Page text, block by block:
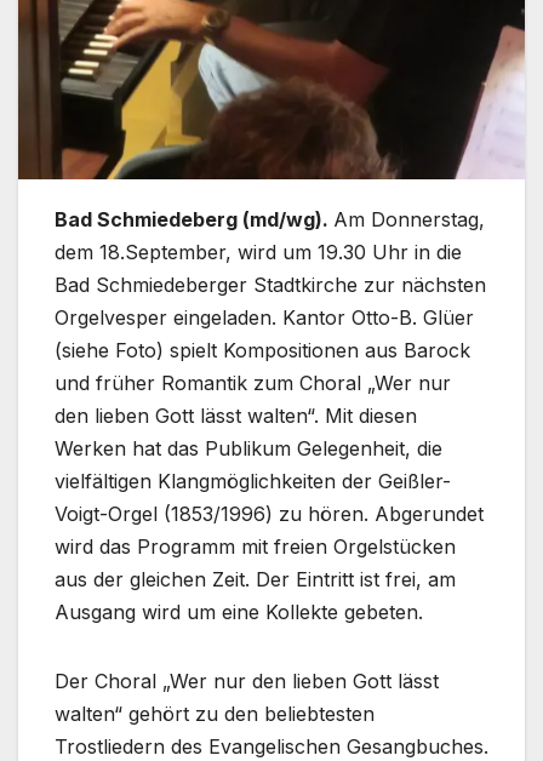
Bad Schmiedeberg (md/wg). Am Donnerstag,
dem 18.September, wird um 19.30 Uhr in die
Bad Schmiedeberger Stadtkirche zur nächsten
Orgelvesper eingeladen. Kantor Otto-B. Glüer
(siehe Foto) spielt Kompositionen aus Barock
und früher Romantik zum Choral „Wer nur
den lieben Gott lässt walten“. Mit diesen
Werken hat das Publikum Gelegenheit, die
vielfältigen Klangmöglichkeiten der Geißler-
Voigt-Orgel (1853/1996) zu hören. Abgerundet
wird das Programm mit freien Orgelstücken
aus der gleichen Zeit. Der Eintritt ist frei, am
Ausgang wird um eine Kollekte gebeten.
Der Choral „Wer nur den lieben Gott lässt
walten“ gehört zu den beliebtesten
Trostliedern des Evangelischen Gesangbuches.